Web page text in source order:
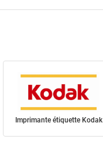
Imprimante étiquette Kodak